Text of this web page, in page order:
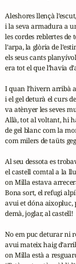
Aleshores llençà
i la seva armadura a
les cordes reblertes de
l’arpa, la glòria de
els seus cants
era tot el que l’havia
I quan l’hivern arribà
i el gel deturà el curs
va atènyer les seves
Allà, tot al voltant, hi
de gel blanc com la
com milers de taüts
Al seu dessota es
el castell comtal a la
on Milla estava
Bona sort, el refugi
avui et dóna aixopluc,
demà, joglar, al castell!
No em puc deturar ni
avui mateix haig
on Milla està a